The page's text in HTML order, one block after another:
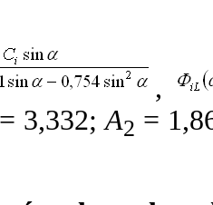
,
= 3,332;A2 =